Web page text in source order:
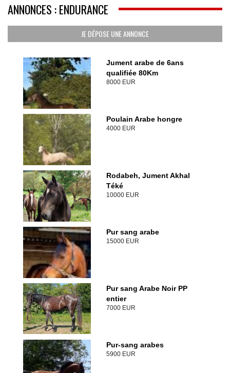
ANNONCES : ENDURANCE
JE DÉPOSE UNE ANNONCE
Jument arabe de 6ans
qualifiée 80Km
8000 EUR
Poulain Arabe hongre
4000 EUR
Rodabeh, Jument Akhal
Téké
10000 EUR
Pur sang arabe
15000 EUR
Pur sang Arabe Noir PP
entier
7000 EUR
Pur-sang arabes
5900 EUR